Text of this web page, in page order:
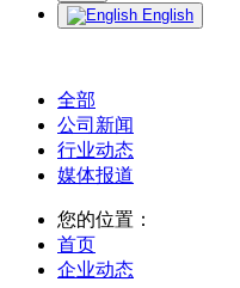
English
全部
公司新闻
行业动态
媒体报道
您的位置：
首页
企业动态